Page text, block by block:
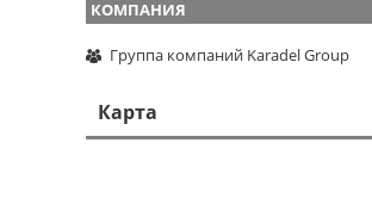
Группа компаний Karadel Group
Карта